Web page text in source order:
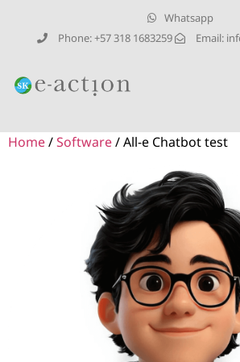
Whatsapp
Phone: +57 318 1683259
Email:
Home/Software/ All-e Chatbot test